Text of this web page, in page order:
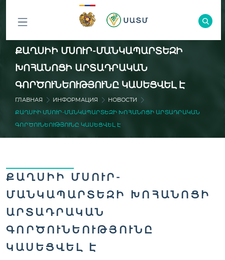
ԲՈԼՈՐ
ԲԱԺԻՆՆԵՐԸ
ՔԱՂՍԻԻ ՄՍՈՒՐ-ՄԱՆԿԱՊԱՐՏԵԶԻ
ԽՈՀԱՆՈՑԻ ԱՐՏԱԴՐԱԿԱՆ
ԳՈՐԾՈՒՆԵՈՒԹՅՈՒՆԸ ԿԱՍԵՑՎԵԼ Է
ГЛАВНАЯ ИНФОРМАЦИЯ
НОВОСТИ
ՔԱՂՍԻԻ ՄՍՈՒՐ-ՄԱՆԿԱՊԱՐՏԵԶԻ ԽՈՀԱՆՈՑԻ ԱՐՏԱԴՐԱԿԱՆ
ԳՈՐԾՈՒՆԵՈՒԹՅՈՒՆԸ ԿԱՍԵՑՎԵԼ Է
ՔԱՂՍԻԻ ՄՍՈՒՐ-
ՄԱՆԿԱՊԱՐՏԵԶԻ ԽՈՀԱՆՈՑԻ
ԱՐՏԱԴՐԱԿԱՆ
ԳՈՐԾՈՒՆԵՈՒԹՅՈՒՆԸ
ԿԱՍԵՑՎԵԼ Է